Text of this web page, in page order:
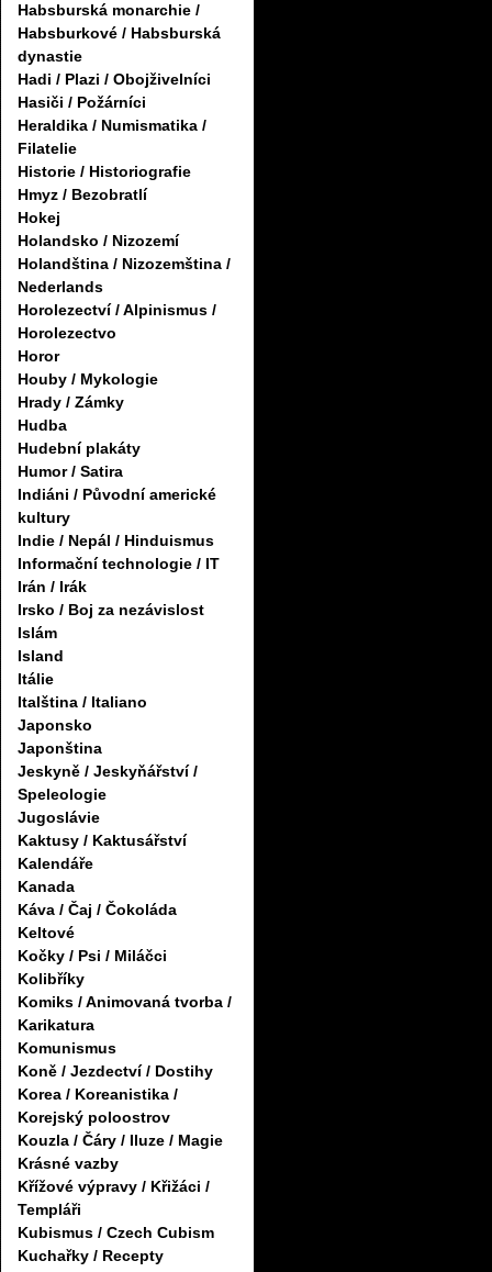
Habsburská monarchie /
Habsburkové / Habsburská
dynastie
Hadi / Plazi / Obojživelníci
Hasiči / Požárníci
Heraldika / Numismatika /
Filatelie
Historie / Historiografie
Hmyz / Bezobratlí
Hokej
Holandsko / Nizozemí
Holandština / Nizozemština /
Nederlands
Horolezectví / Alpinismus /
Horolezectvo
Horor
Houby / Mykologie
Hrady / Zámky
Hudba
Hudební plakáty
Humor / Satira
Indiáni / Původní americké
kultury
Indie / Nepál / Hinduismus
Informační technologie / IT
Irán / Irák
Irsko / Boj za nezávislost
Islám
Island
Itálie
Italština / Italiano
Japonsko
Japonština
Jeskyně / Jeskyňářství /
Speleologie
Jugoslávie
Kaktusy / Kaktusářství
Kalendáře
Kanada
Káva / Čaj / Čokoláda
Keltové
Kočky / Psi / Miláčci
Kolibříky
Komiks / Animovaná tvorba /
Karikatura
Komunismus
Koně / Jezdectví / Dostihy
Korea / Koreanistika /
Korejský poloostrov
Kouzla / Čáry / Iluze / Magie
Krásné vazby
Křížové výpravy / Křižáci /
Templáři
Kubismus / Czech Cubism
Kuchařky / Recepty